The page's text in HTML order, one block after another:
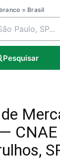
= Brasil
Pesquisar